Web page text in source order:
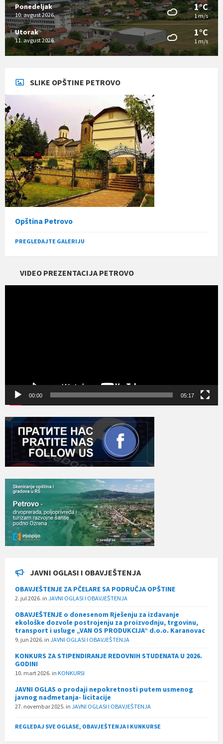
Ponedeljak
10. avgust 2026.
1°C
1 m/s
Utorak
11. avgust 2026.
1°C
1 m/s
SLIKE OPŠTINE PETROVO
Opština Petrovo
PREGLEDAJTE GALERIJU
VIDEO PREZENTACIJA PETROVO
00:00 05:17
JAVNI OGLASI I OBAVJEŠTENJA
OBAVJEŠTENJE ZA PČELARE SA PODRUČJA OPŠTINE
2. jul 2026. in JAVNI OGLASI I OBAVJEŠTENJA
OBAVJEŠTENJE o donesenom Rješenju za izdavanje
ekološke dozvole postrojenju za proizvodnju, trgovinu,
transport i usluge „VAN OS PRODUKCIJA“ d.o.o. Karanovac
9. jun 2026. in JAVNI OGLASI I OBAVJEŠTENJA
KONKURS ZA STIPENDIRANJE REDOVNIH STUDENATA U 2026.
GODINI
10. mart 2026. in KONKURSI
JAVNI OGLAS o prodaji nepokretnosti putem usmenog
javnog nadmetanja- licitacije
27. novembar 2025. in JAVNI OGLASI I OBAVJEŠTENJA
REGLEDAJ SVE OGLASE, OBAVJEŠTENJA I KUNKURSE